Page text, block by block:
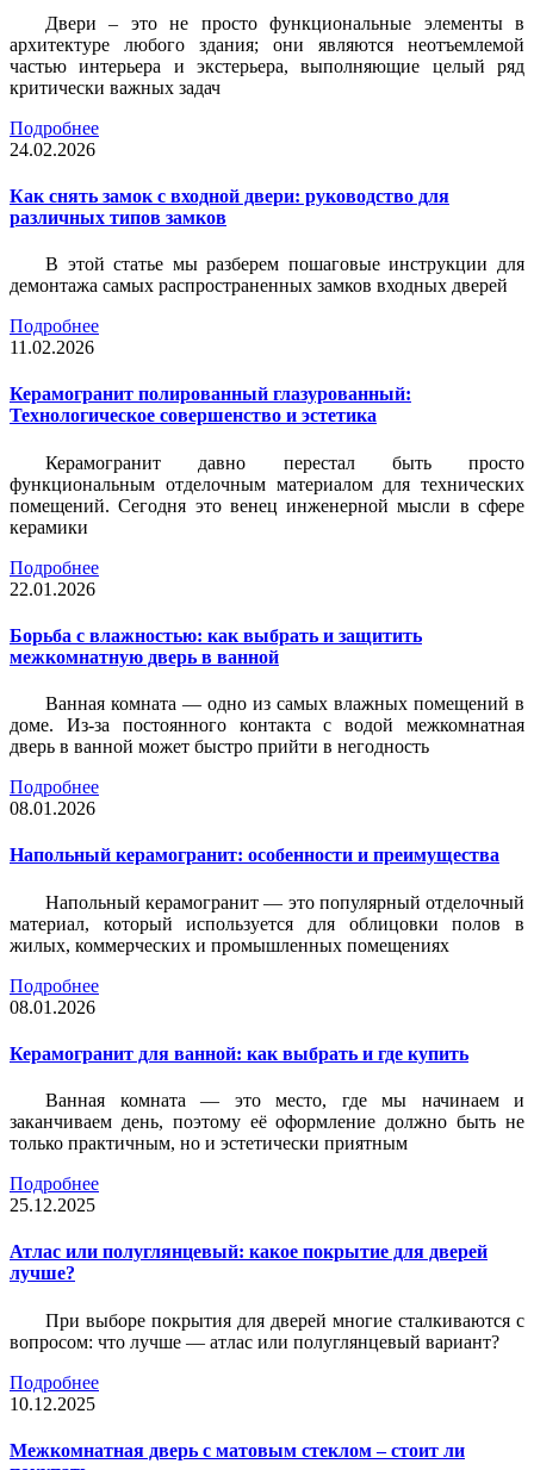
Двери – это не просто функциональные элементы в
архитектуре любого здания; они являются неотъемлемой
частью интерьера и экстерьера, выполняющие целый ряд
критически важных задач
Подробнее
24.02.2026
Как снять замок с входной двери: руководство для
различных типов замков
В этой статье мы разберем пошаговые инструкции для
демонтажа самых распространенных замков входных дверей
Подробнее
11.02.2026
Керамогранит полированный глазурованный:
Технологическое совершенство и эстетика
Керамогранит давно перестал быть просто
функциональным отделочным материалом для технических
помещений. Сегодня это венец инженерной мысли в сфере
керамики
Подробнее
22.01.2026
Борьба с влажностью: как выбрать и защитить
межкомнатную дверь в ванной
Ванная комната — одно из самых влажных помещений в
доме. Из-за постоянного контакта с водой межкомнатная
дверь в ванной может быстро прийти в негодность
Подробнее
08.01.2026
Напольный керамогранит: особенности и преимущества
Напольный керамогранит — это популярный отделочный
материал, который используется для облицовки полов в
жилых, коммерческих и промышленных помещениях
Подробнее
08.01.2026
Керамогранит для ванной: как выбрать и где купить
Ванная комната — это место, где мы начинаем и
заканчиваем день, поэтому её оформление должно быть не
только практичным, но и эстетически приятным
Подробнее
25.12.2025
Атлас или полуглянцевый: какое покрытие для дверей
лучше?
При выборе покрытия для дверей многие сталкиваются с
вопросом: что лучше — атлас или полуглянцевый вариант?
Подробнее
10.12.2025
Межкомнатная дверь с матовым стеклом – стоит ли